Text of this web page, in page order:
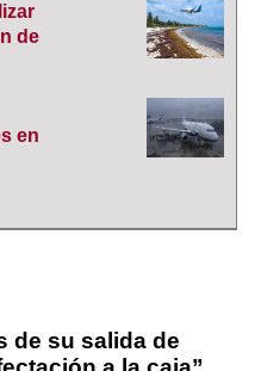
de
en
de su salida de